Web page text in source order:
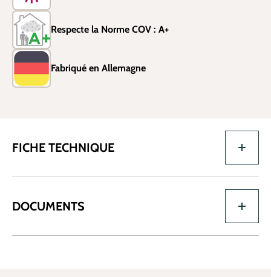
Respecte la Norme COV : A+
Fabriqué en Allemagne
FICHE TECHNIQUE
DOCUMENTS